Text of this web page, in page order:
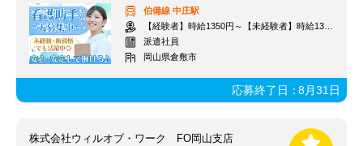
伯備線 中庄駅
【経験者】時給1350円～【未経験者】時給1300円～ ＋交通費
派遣社員
岡山県倉敷市
応募終了日：8月31日
株式会社ウィルオブ・ワーク FO岡山支店